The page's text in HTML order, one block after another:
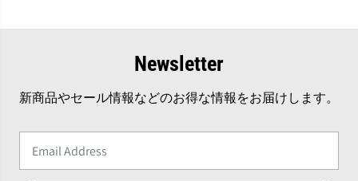
Newsletter
新商品やセール情報などのお得な情報をお届けします。